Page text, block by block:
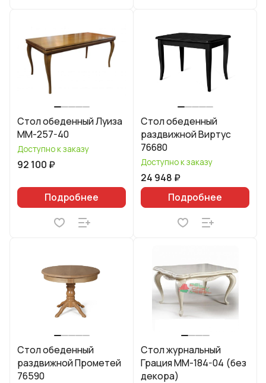
Стол обеденный Луиза
ММ-257-40
Доступно к заказу
92 100 ₽
Подробнее
Стол обеденный
раздвижной Виртус
76680
Доступно к заказу
24 948 ₽
Подробнее
Стол обеденный
раздвижной Прометей
76590
Стол журнальный
Грация ММ-184-04 (без
декора)